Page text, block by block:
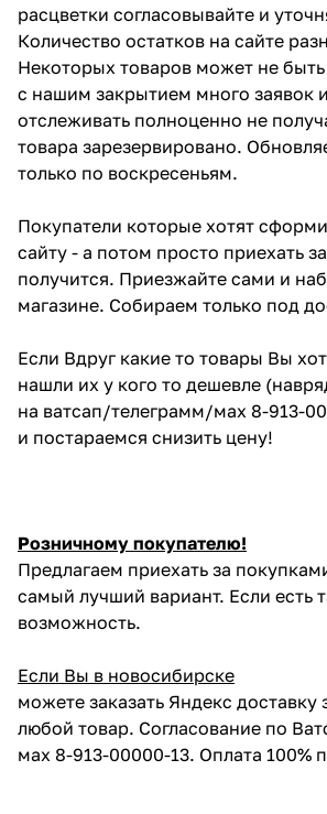
расцветки согласовывайте и
Количество остатков на сайте
Некоторых товаров может не быть
с нашим закрытием много заявок
отслеживать полноценно не
товара зарезервировано.
только по воскресеньям.
Покупатели которые хотят
сайту - а потом просто приехать
получится. Приезжайте сами и
магазине. Собираем только под
Если Вдруг какие то товары Вы
нашли их у кого то дешевле
на ватсап/телеграмм/мах 8-913-
и постараемся снизить цену!
Розничному покупателю!
Предлагаем приехать за
самый лучший вариант. Если есть
возможность.
Если Вы в новосибирске
можете заказать Яндекс доставку
любой товар. Согласование по
мах 8-913-00000-13. Оплата 100%